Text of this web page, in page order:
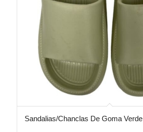
Sandalias/Chanclas De Goma Verde